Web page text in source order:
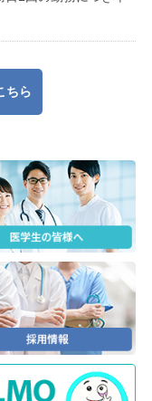
ちら